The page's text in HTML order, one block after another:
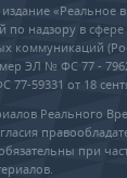
«Реальное
по надзору в
коммуникаций
ЭЛ № ФС 77 -
77-59331 от 18
Реального
при